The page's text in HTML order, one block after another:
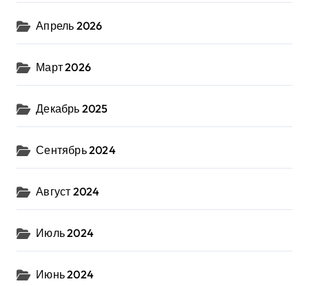
Апрель 2026
Март 2026
Декабрь 2025
Сентябрь 2024
Август 2024
Июль 2024
Июнь 2024